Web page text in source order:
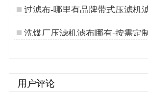
过滤布-哪里有品牌带式压滤机
厂家{丹娜鸶过滤}…
洗煤厂压滤机滤布哪有-按需定
娜鸶过滤}…
用户评论